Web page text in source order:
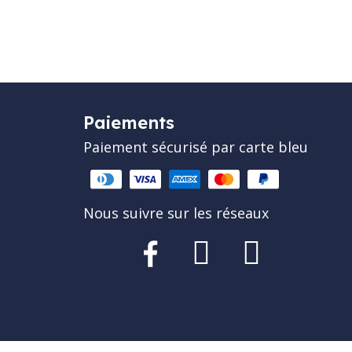
Paiements
Paiement sécurisé par carte bleu
Nous suivre sur les réseaux